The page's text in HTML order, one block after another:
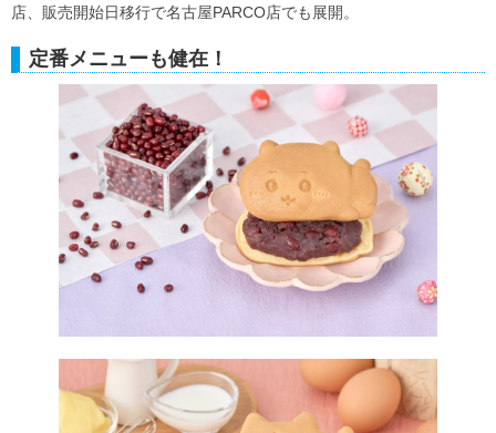
店、販売開始日移行で名古屋PARCO店でも展開。
定番メニューも健在！